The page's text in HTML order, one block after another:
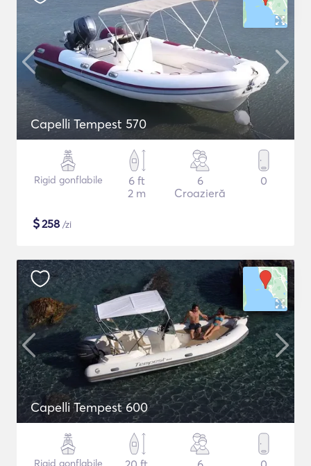
Capelli Tempest 570
Rigid gonflabile
6 ft
2 m
6
Croazieră
0
$258 /zi
Capelli Tempest 600
Rigid gonflabile